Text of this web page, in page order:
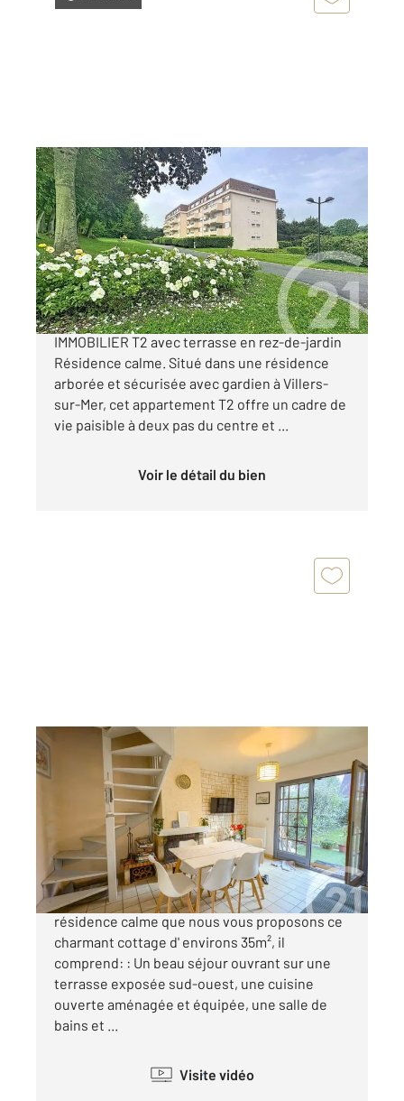
VILLERS SUR MER 14
36,04 m2, 2 pièces
Ref : 14226
Appartement F2 à vendre
130 500 €
EN VENTE CHEZ CENTURY 21 BAGOT
IMMOBILIER T2 avec terrasse en rez-de-jardin
Résidence calme. Situé dans une résidence
arborée et sécurisée avec gardien à Villers-
sur-Mer, cet appartement T2 offre un cadre de
vie paisible à deux pas du centre et ...
Voir le détail du bien
VILLERS SUR MER 14
, 3 pièces
Ref : 14159
Maison à vendre
229 500 €
*** CHARMANT COTTAGE *** C'est dans une
résidence calme que nous vous proposons ce
charmant cottage d' environs 35m², il
comprend: : Un beau séjour ouvrant sur une
terrasse exposée sud-ouest, une cuisine
ouverte aménagée et équipée, une salle de
bains et ...
Visite vidéo